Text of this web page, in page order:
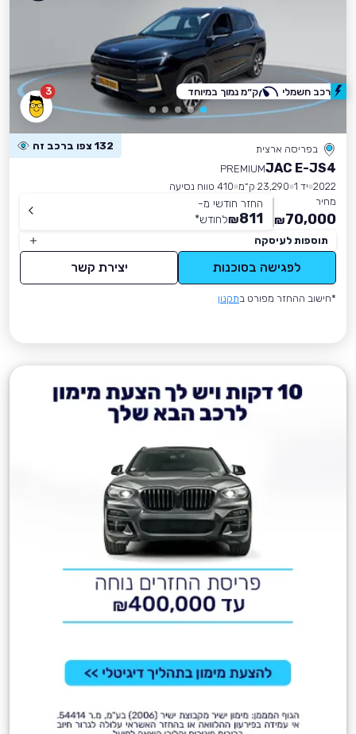
3
בפריסה ארצית 132 צפו ברכב זה
JAC E-JS4
PREMIUM
2022 יד 1 23,290 ק״מ
410 טווח נסיעה
מחיר
70,000
₪
החזר חודשי מ-
811
₪לחודש*
תוספות לעיסקה
לפגישה בסוכנות יצירת קשר
*חישוב ההחזר מפורט בתקנון
רכב חשמלי ק״מ נמוך במיוחד